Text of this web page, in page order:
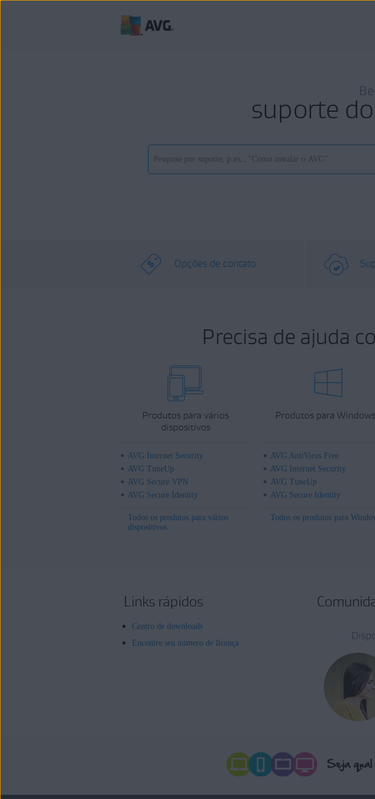
suporte
Opções de contato
Precisa de ajuda
Produtos para vários
dispositivos
AVG Internet Security
AVG TuneUp
AVG Secure VPN
AVG Secure Identity
Todos os produtos para vários
dispositivos
Produtos para Windows
AVG AntiVirus Free
AVG Internet Security
AVG TuneUp
AVG Secure Identity
Todos os produtos para
Links rápidos
Centro de downloads
Encontre seu número de licença